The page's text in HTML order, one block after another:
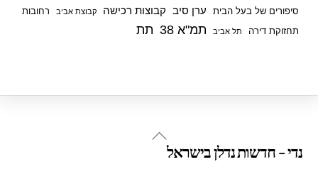
סיפורים של בעל הבית ערן סיב קבוצות רכישה קבוצת אביב
רחובות
תחזוקת דירה
תל אביב תמ"א 38 תת
Back
נדי - חדשות נדלן בישראל